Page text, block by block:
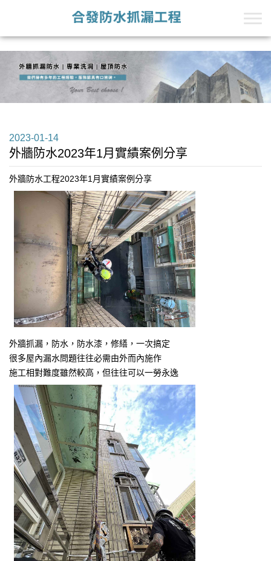
2023-01-14
外牆防水2023年1月實績案例分享
外牆防水工程2023年1月實績案例分享
外牆抓漏，防水，防水漆，修繕，一次搞定
很多屋內漏水問題往往必需由外而內施作
施工相對難度雖然較高，但往往可以一勞永逸